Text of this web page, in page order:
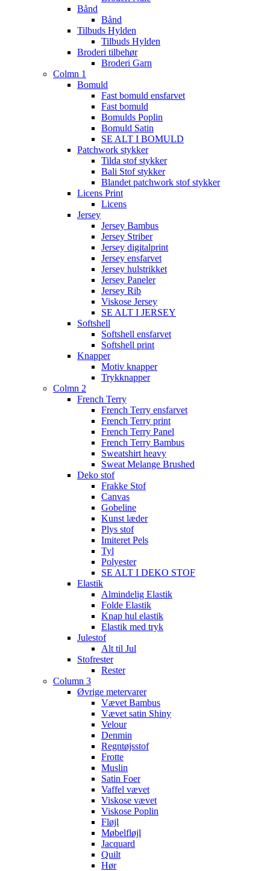
Bånd
Bånd
Tilbuds Hylden
Tilbuds Hylden
Broderi tilbehør
Broderi Garn
Colmn 1
Bomuld
Fast bomuld ensfarvet
Fast bomuld
Bomulds Poplin
Bomuld Satin
SE ALT I BOMULD
Patchwork stykker
Tilda stof stykker
Bali Stof stykker
Blandet patchwork stof stykker
Licens Print
Licens
Jersey
Jersey Bambus
Jersey Striber
Jersey digitalprint
Jersey ensfarvet
Jersey hulstrikket
Jersey Paneler
Jersey Rib
Viskose Jersey
SE ALT I JERSEY
Softshell
Softshell ensfarvet
Softshell print
Knapper
Motiv knapper
Trykknapper
Colmn 2
French Terry
French Terry ensfarvet
French Terry print
French Terry Panel
French Terry Bambus
Sweatshirt heavy
Sweat Melange Brushed
Deko stof
Frakke Stof
Canvas
Gobeline
Kunst læder
Plys stof
Imiteret Pels
Tyl
Polyester
SE ALT I DEKO STOF
Elastik
Almindelig Elastik
Folde Elastik
Knap hul elastik
Elastik med tryk
Julestof
Alt til Jul
Stofrester
Rester
Column 3
Øvrige metervarer
Vævet Bambus
Vævet satin Shiny
Velour
Denmin
Regntøjsstof
Frotte
Muslin
Satin Foer
Vaffel vævet
Viskose vævet
Viskose Poplin
Fløjl
Møbelfløjl
Jacquard
Quilt
Hør